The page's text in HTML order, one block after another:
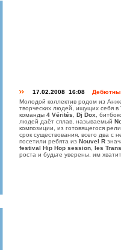
17.02.2008 16:08
Молодой коллектив родом из
творческих людей, ищущих себя в
команды 4 Vérités Dj Dox ,
людей даёт сплав, называемый
композиции, из готовящегося
срок существования, всего два с
посетили ребята из Nouvel R
festival Hip Hop session les
роста и будьте уверены, им